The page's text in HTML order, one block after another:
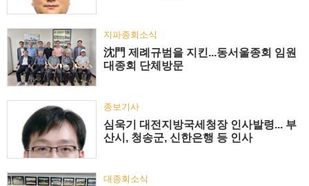
지파종회소식
沈門 제례규범을 지킨...동서울종회 임원
대종회 단체방문
종보기사
심욱기 대전지방국세청장 인사발령... 부
산시, 청송군, 신한은행 등 인사
대종회소식